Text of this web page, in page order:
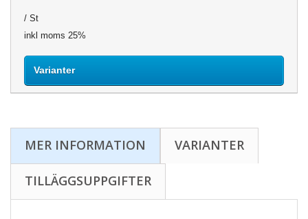
/ St
inkl moms 25%
Varianter
MER INFORMATION VARIANTER
TILLÄGGSUPPGIFTER